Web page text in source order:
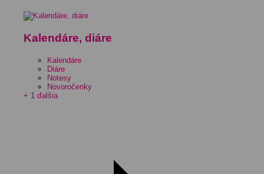
Kalendáre, diáre
Kalendáre
Diáre
Notesy
Novoročenky
+ 1 ďalšia